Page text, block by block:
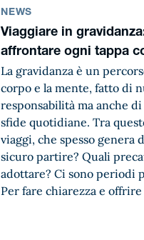
NEWS
Viaggiare in
affrontare ogni tappa
La gravidanza è un
corpo e la mente, fatto di
responsabilità ma anche
sfide quotidiane. Tra
viaggi, che spesso genera
sicuro partire? Quali
adottare? Ci sono periodi
Per fare chiarezza e